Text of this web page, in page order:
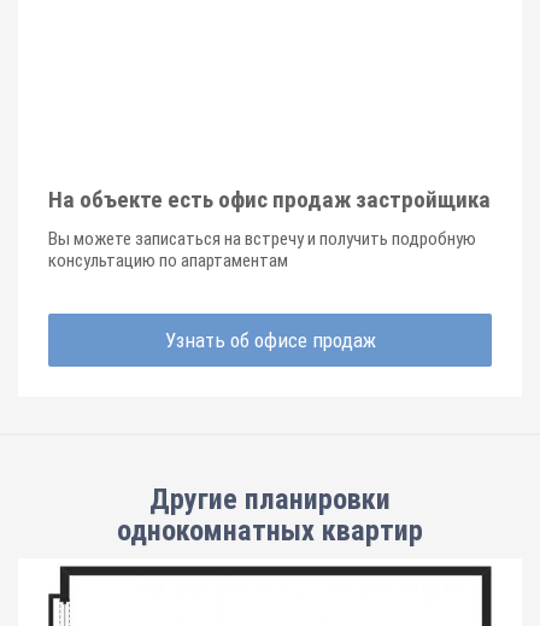
На объекте есть офис продаж застройщика
Вы можете записаться на встречу и получить подробную
консультацию по апартаментам
Узнать об офисе продаж
Другие планировки
однокомнатных квартир